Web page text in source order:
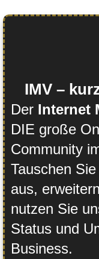
IMV –
Der Internet
DIE große
Community
Tauschen
aus,
nutzen Sie
Status und
Business.